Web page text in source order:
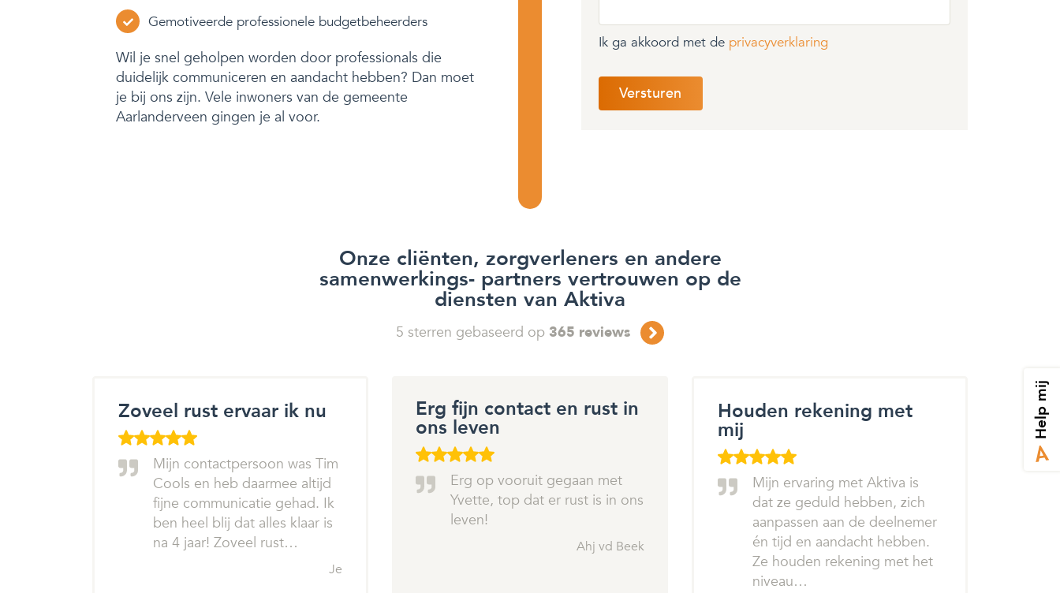
Help mij
Gemotiveerde professionele budgetbeheerders
Wil je snel geholpen worden door professionals die
duidelijk communiceren en aandacht hebben? Dan moet
je bij ons zijn. Vele inwoners van de gemeente
Aarlanderveen gingen je al voor.
Ik ga akkoord met de privacyverklaring
Onze cliënten, zorgverleners en andere
samenwerkings- partners vertrouwen op de
diensten van Aktiva
5 sterren gebaseerd op 365 reviews
Zoveel rust ervaar ik nu
Mijn contactpersoon was Tim
Cools en heb daarmee altijd
fijne communicatie gehad. Ik
ben heel blij dat alles klaar is
na 4 jaar! Zoveel rust…
Je
Erg fijn contact en rust in
ons leven
Erg op vooruit gegaan met
Yvette, top dat er rust is in ons
leven!
Ahj vd Beek
Houden rekening met
mij
Mijn ervaring met Aktiva is
dat ze geduld hebben, zich
aanpassen aan de deelnemer
én tijd en aandacht hebben.
Ze houden rekening met het
niveau…